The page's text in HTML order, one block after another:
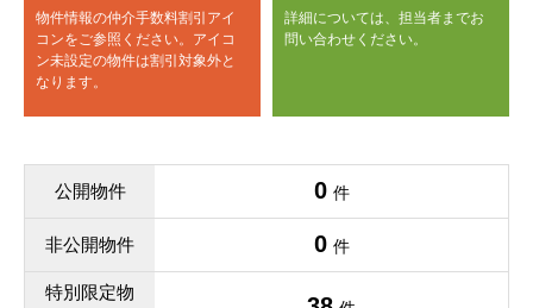
物件情報の仲介手数料割引アイ
コンをご参照ください。 アイコ
ン未設定の物件は割引対象外と
なります。
詳細については、担当者までお
問い合わせください。
公開物件 0 件
非公開物件 0 件
特別限定物